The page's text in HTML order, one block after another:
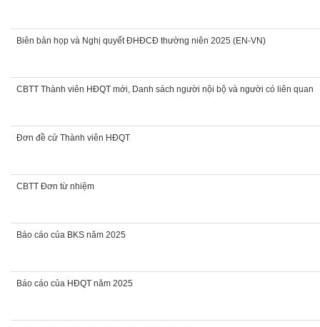
Biên bản họp và Nghị quyết ĐHĐCĐ thường niên 2025 (EN-VN)
CBTT Thành viên HĐQT mới, Danh sách người nội bộ và người có liên quan
Đơn đề cử Thành viên HĐQT
CBTT Đơn từ nhiệm
Báo cáo của BKS năm 2025
Báo cáo của HĐQT năm 2025